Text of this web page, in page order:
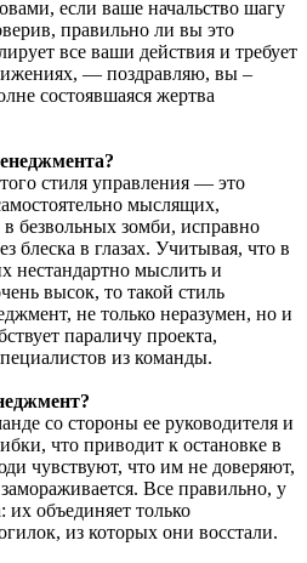
если ваше начальство шагу
правильно ли вы это
все ваши действия и требует
— поздравляю, вы –
состоявшаяся жертва
стиля управления — это
мыслящих,
безвольных зомби, исправно
блеска в глазах. Учитывая, что в
мыслить и
высок, то такой стиль
не только неразумен, но и
параличу проекта,
из команды.
со стороны ее руководителя и
что приводит к остановке в
чувствуют, что им не доверяют,
Все правильно, у
их объединяет только
из которых они восстали.